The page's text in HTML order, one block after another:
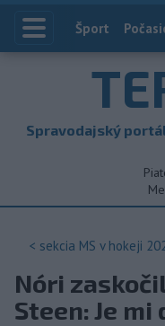
Index
Šport
Spravodajský
< sekcia MS v hokeji
Nóri
Steen: Je mi